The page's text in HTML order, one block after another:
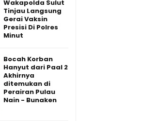
Wakapolda Sulut
Tinjau Langsung
Gerai Vaksin
Presisi Di Polres
Minut
Bocah Korban
Hanyut dari Paal 2
Akhirnya
ditemukan di
Perairan Pulau
Nain - Bunaken